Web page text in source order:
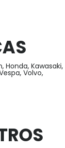
Honda, Kawasaki,
Volvo,